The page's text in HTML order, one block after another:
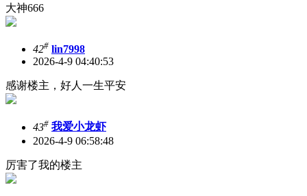
大神666
42# lin7998
2026-4-9 04:40:53
感谢楼主，好人一生平安
43# 我爱小龙虾
2026-4-9 06:58:48
厉害了我的楼主